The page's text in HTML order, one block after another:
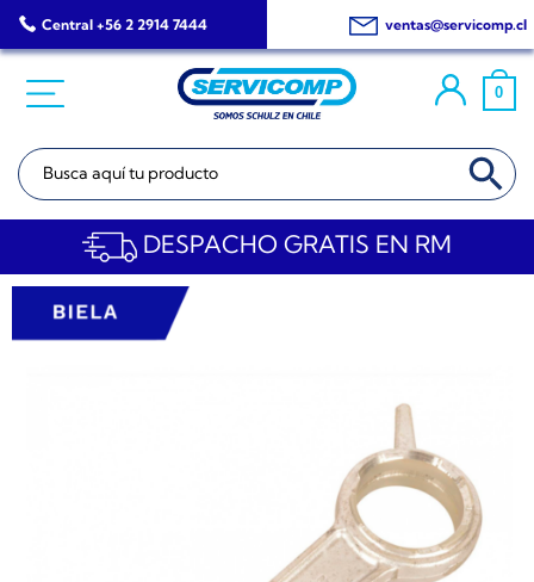
Saltar
al
Central +56 2 2914 7444 ventas@servicomp.cl
0
Buscar: BOTÓN DE
DESPACHO GRATIS EN RM